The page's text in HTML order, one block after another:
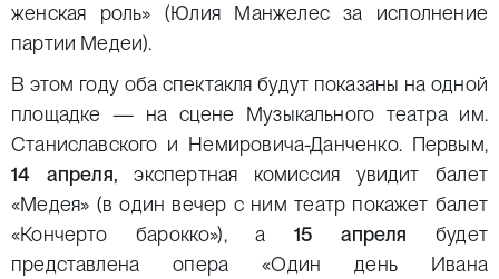
женская роль» (Юлия Манжелес за исполнение
партии Медеи).
В этом году оба спектакля будут показаны на одной
площадке — на сцене Музыкального театра им.
Станиславского и Немировича-Данченко. Первым,
14 апреля, экспертная комиссия увидит балет
«Медея» (в один вечер с ним театр покажет балет
«Кончерто барокко»), а 15 апреля будет
представлена опера «Один день Ивана